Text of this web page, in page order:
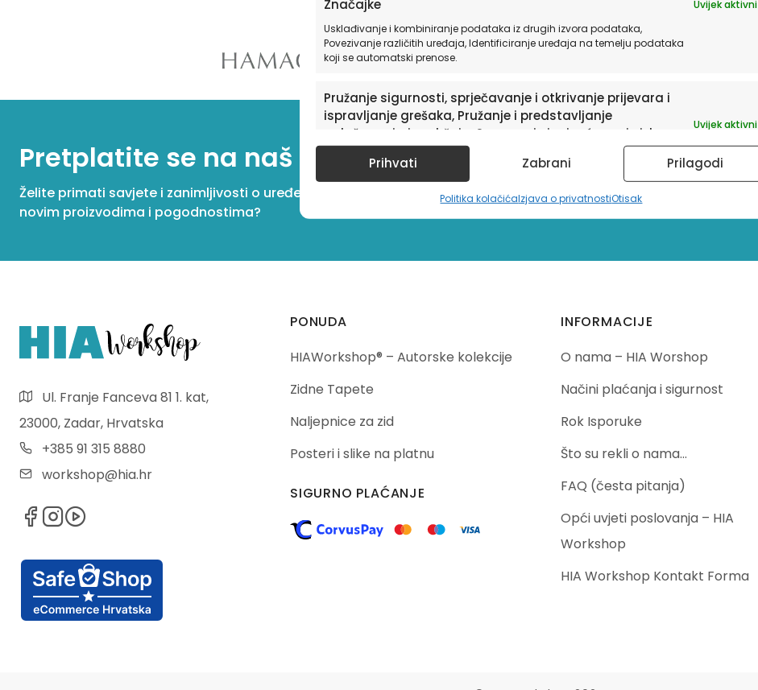
Značajke
Uvijek aktivni
Usklađivanje i kombiniranje podataka iz drugih izvora podataka,
Povezivanje različitih uređaja, Identificiranje uređaja na temelju podataka
koji se automatski prenose.
Pružanje sigurnosti, sprječavanje i otkrivanje prijevara i
ispravljanje grešaka, Pružanje i predstavljanje
oglašavanja i sadržaja, Spremanje i priopćavanje izbora
u pogledu privatnosti.
Uvijek aktivni
Prihvati Zabrani Prilagodi
Politika kolačićaIzjava o privatnostiOtisak
Pretplatite se na naš Newsletter
Želite primati savjete i zanimljivosti o uređenju doma te informacije o
novim proizvodima i pogodnostima?
Ul. Franje Fanceva 81 1. kat,
23000, Zadar, Hrvatska
+385 91 315 8880
workshop@hia.hr
PONUDA
HIAWorkshop® – Autorske kolekcije
Zidne Tapete
Naljepnice za zid
Posteri i slike na platnu
SIGURNO PLAĆANJE
INFORMACIJE
O nama – HIA Worshop
Načini plaćanja i sigurnost
Rok Isporuke
Što su rekli o nama…
FAQ (česta pitanja)
Opći uvjeti poslovanja – HIA
Workshop
HIA Workshop Kontakt Forma